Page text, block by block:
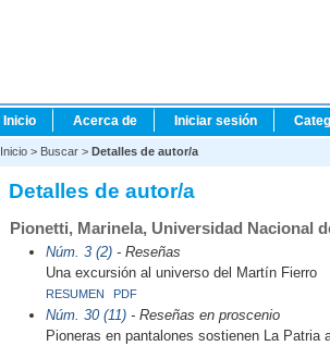
Inicio Acerca de Iniciar sesión
Inicio > Buscar > Detalles de autor/a
Detalles de autor/a
Pionetti, Marinela, Universidad Nacional
Núm. 3 (2)- Reseñas
Una excursión al universo del Martín Fierro
RESUMEN PDF
Núm. 30 (11)- Reseñas en proscenio
Pioneras en pantalones sostienen La Patria